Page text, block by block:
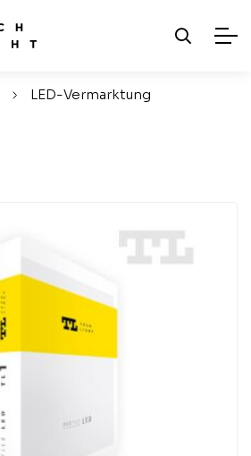
/ LED-Vermarktung